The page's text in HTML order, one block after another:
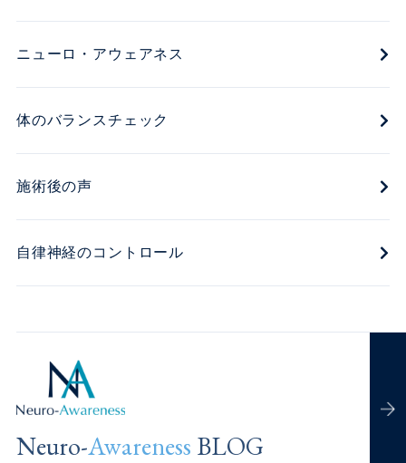
ニューロ・アウェアネス
体のバランスチェック
施術後の声
自律神経のコントロール
Neuro-Awareness BLOG